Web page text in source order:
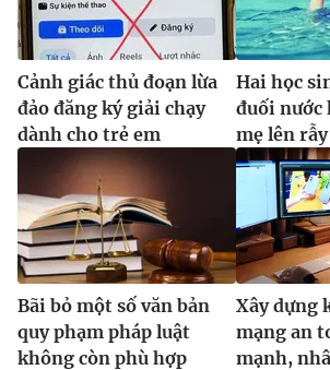
® Cấm sao chép dưới mọi hình thức nếu
thuận bằng văn bản. Ghi rõ nguồn VTV.vn
thông tin từ website này.
Cảnh giác thủ đoạn lừa
đảo đăng ký giải chạy
dành cho trẻ em
Hai học
đuối nước
mẹ lên rẫy
Bãi bỏ một số văn bản
quy phạm pháp luật
không còn phù hợp
Xây dựng
mạng an
mạnh,